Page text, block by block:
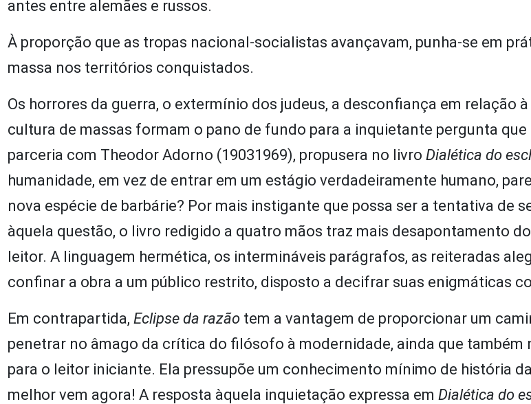
antes entre alemães e russos.
À proporção que as tropas nacional-socialistas avançavam, punha-se em
massa nos territórios conquistados.
Os horrores da guerra, o extermínio dos judeus, a desconfiança em relação
cultura de massas formam o pano de fundo para a inquietante pergunta que
parceria com Theodor Adorno (19031969), propusera no livro Dialética do
humanidade, em vez de entrar em um estágio verdadeiramente humano,
nova espécie de barbárie? Por mais instigante que possa ser a tentativa de
àquela questão, o livro redigido a quatro mãos traz mais desapontamento
leitor. A linguagem hermética, os intermináveis parágrafos, as reiteradas
confinar a obra a um público restrito, disposto a decifrar suas enigmáticas
Em contrapartida, Eclipse da razão tem a vantagem de proporcionar um
penetrar no âmago da crítica do filósofo à modernidade, ainda que também
para o leitor iniciante. Ela pressupõe um conhecimento mínimo de história
melhor vem agora! A resposta àquela inquietação expressa em Dialética do